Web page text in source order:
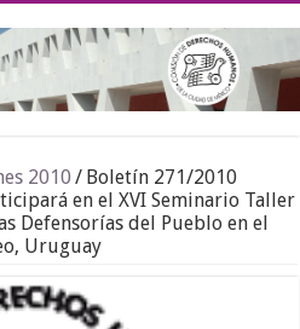
2010 / Boletín 271/2010
en el XVI Seminario Taller
Defensorías del Pueblo en el
Uruguay